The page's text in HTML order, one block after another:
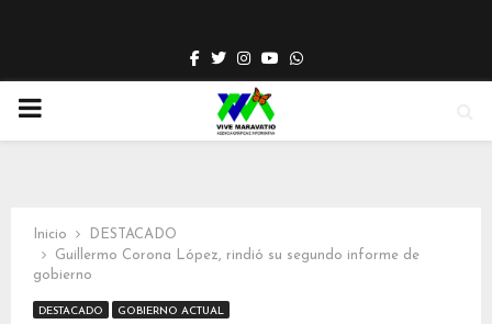
Facebook
TwitterInstagram
YoutubeWhatsapp
PRIMARY
Inicio
DESTACADO
Guillermo Corona López, rindió su segundo informe de
gobierno
DESTACADO GOBIERNO ACTUAL